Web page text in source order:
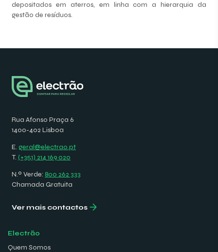
depositados em aterros, em linha com a hierarquia da
gestão de resíduos.
Rua Afonso Praça 6
1400-402 Lisboa
E. geral@electrao.pt
T. (+351) 214 169 020
N.º Verde: 800 262 333
Chamada Gratuita
Ver mais contactos
Electrão
Quem Somos